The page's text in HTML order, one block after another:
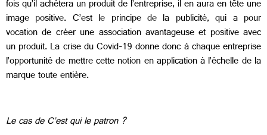
fois qu’il achètera un produit de l’entreprise, il en aura en tête une
image positive. C’est le principe de la publicité, qui a pour
vocation de créer une association avantageuse et positive avec
un produit. La crise du Covid-19 donne donc à chaque entreprise
l’opportunité de mettre cette notion en application à l’échelle de la
marque toute entière.
Le cas de C’est qui le patron ?